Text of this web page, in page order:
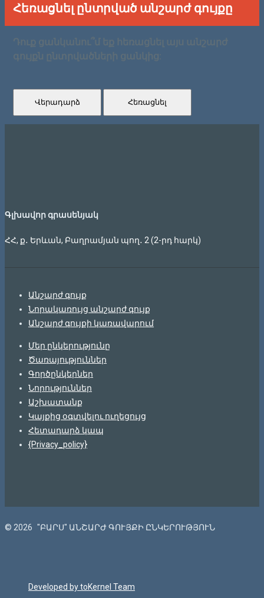
Հեռացնել ընտրված անշարժ գույքը
Դուք ցանկանու՞մ եք հեռացնել այս անշարժ
գույքն ընտրվածների ցանկից:
Վերադարձ Հեռացնել
Գլխավոր գրասենյակ
ՀՀ, ք․ Երևան, Բաղրամյան պող․ 2 (2-րդ հարկ)
Անշարժ գույք
Նորակառույց անշարժ գույք
Անշարժ գույքի կառավարում
Մեր ընկերությունը
Ծառայություններ
Գործընկերներ
Նորություններ
Աշխատանք
Կայքից օգտվելու ուղեցույց
Հետադարձ կապ
{Privacy_policy}
© 2026 "ԲԱՐՍ" ԱՆՇԱՐԺ ԳՈՒՅՔԻ ԸՆԿԵՐՈՒԹՅՈՒՆ
Developed by toKernel Team